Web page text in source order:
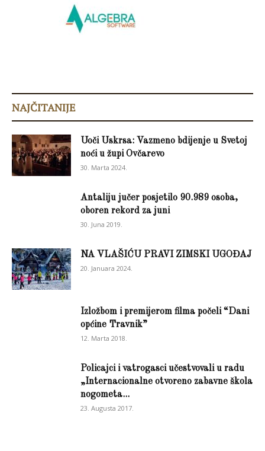
NAJČITANIJE
Uoči Uskrsa: Vazmeno bdijenje u Svetoj
noći u župi Ovčarevo
30. Marta 2024.
Antaliju jučer posjetilo 90.989 osoba,
oboren rekord za juni
30. Juna 2019.
NA VLAŠIĆU PRAVI ZIMSKI UGOĐAJ
20. Januara 2024.
Izložbom i premijerom filma počeli “Dani
općine Travnik”
12. Marta 2018.
Policajci i vatrogasci učestvovali u radu
„Internacionalne otvoreno zabavne škola
nogometa...
23. Augusta 2017.